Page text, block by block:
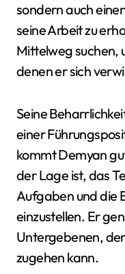
sondern auch
seine Arbeit zu
Mittelweg suchen,
denen er sich
Seine
einer
kommt Demyan
der Lage ist, das
Aufgaben und die
einzustellen. Er
Untergebenen,
zugehen kann.